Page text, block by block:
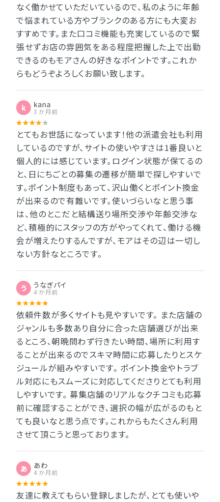
なく働かせていただいているので、私のように年齢
で悩まれている方やブランクのある方にも大変お
すすめです。また口コミ機能も充実しているので緊
張せずお店の雰囲気をある程度把握した上で出勤
できるのもモアさんの好きなポイントです。これか
らもどうぞよろしくお願い致します。
k kana
3 か月前
とてもお世話になっています！他の派遣会社も利用
しているのですが、サイトの使いやすさは1番良いと
個人的には感じています。ログイン状態が保てるの
と、日にちごとの募集の遷移が簡単で探しやすいで
す。ポイント制度もあって、沢山働くとポイント換金
が出来るので有難いです。使いづらいなと思う事
は、他のとこだと結構送り場所交渉や年齢交渉な
ど、積極的にスタッフの方がやってくれて、働ける機
会が増えたりするんですが、モアはその辺は一切し
ない方針なところです。
う うなぎパイ
4 か月前
依頼件数が多くサイトも見やすいです。 また店舗の
ジャンルも多数あり自分に合った店舗選びが出来
るところ、朝晩問わず行きたい時間、場所に利用す
ることが出来るのでスキマ時間に応募したりとスケ
ジュールが組みやすいです。 ポイント換金やトラブ
ル対応にもスムーズに対応してくださりとても利用
しやすいです。 募集店舗のリアルなクチコミも応募
前に確認することができ、選択の幅が広がるのもと
ても良いなと思う点です。これからもたくさん利用
させて頂こうと思っております。
あ あわ
4 か月前
友達に教えてもらい登録しましたが、とても使いや